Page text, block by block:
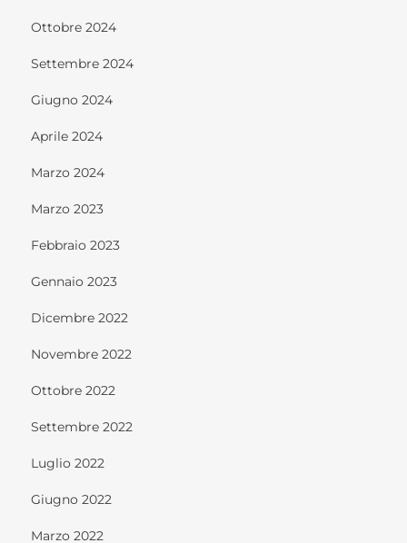
Ottobre 2024
Settembre 2024
Giugno 2024
Aprile 2024
Marzo 2024
Marzo 2023
Febbraio 2023
Gennaio 2023
Dicembre 2022
Novembre 2022
Ottobre 2022
Settembre 2022
Luglio 2022
Giugno 2022
Marzo 2022